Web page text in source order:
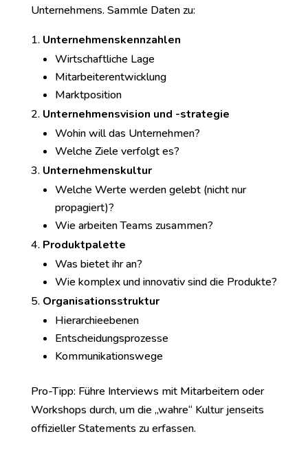
Unternehmens. Sammle Daten zu:
Unternehmenskennzahlen
Wirtschaftliche Lage
Mitarbeiterentwicklung
Marktposition
Unternehmensvision und -strategie
Wohin will das Unternehmen?
Welche Ziele verfolgt es?
Unternehmenskultur
Welche Werte werden gelebt (nicht nur
propagiert)?
Wie arbeiten Teams zusammen?
Produktpalette
Was bietet ihr an?
Wie komplex und innovativ sind die Produkte?
Organisationsstruktur
Hierarchieebenen
Entscheidungsprozesse
Kommunikationswege
Pro-Tipp: Führe Interviews mit Mitarbeitern oder
Workshops durch, um die „wahre“ Kultur jenseits
offizieller Statements zu erfassen.